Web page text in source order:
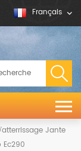
Français
Jante
Ec290